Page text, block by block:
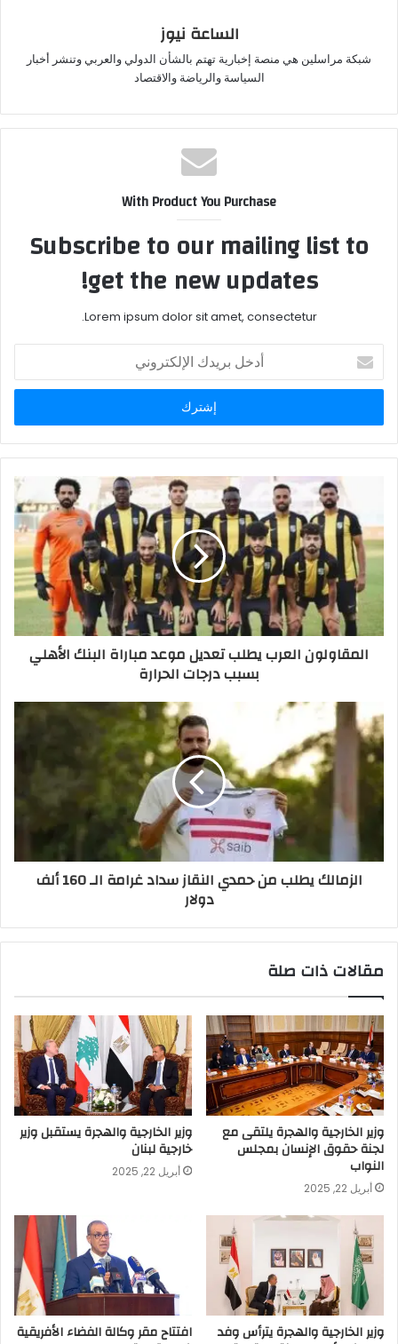
الساعة نيوز
شبكة مراسلين هي منصة إخبارية تهتم بالشأن الدولي والعربي وتنشر أخبار
السياسة والرياضة والاقتصاد
With Product You Purchase
Subscribe to our mailing list to
get the new updates!
Lorem ipsum dolor sit amet, consectetur.
أدخل
بريدك
الإلكتروني
المقاولون العرب يطلب تعديل موعد مباراة البنك الأهلي
بسبب درجات الحرارة
الزمالك يطلب من حمدي النقاز سداد غرامة الـ 160 ألف
دولار
مقالات ذات صلة
وزير الخارجية والهجرة يلتقى مع
لجنة حقوق الإنسان بمجلس
النواب
أبريل 22, 2025
وزير الخارجية والهجرة يستقبل وزير
خارجية لبنان
أبريل 22, 2025
وزير الخارجية والهجرة يترأس وفد افتتاح مقر وكالة الفضاء الأفريقية